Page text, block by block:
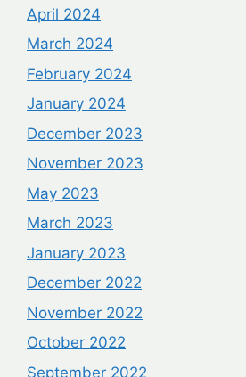
April 2024
March 2024
February 2024
January 2024
December 2023
November 2023
May 2023
March 2023
January 2023
December 2022
November 2022
October 2022
September 2022